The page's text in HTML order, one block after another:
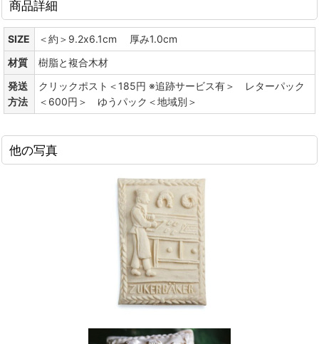
商品詳細
SIZE
＜約＞9.2x6.1cm 厚み1.0cm
材質
樹脂と複合木材
発送
方法
クリックポスト＜185円 ※追跡サービス有＞ レターパック
＜600円＞ ゆうパック＜地域別＞
他の写真